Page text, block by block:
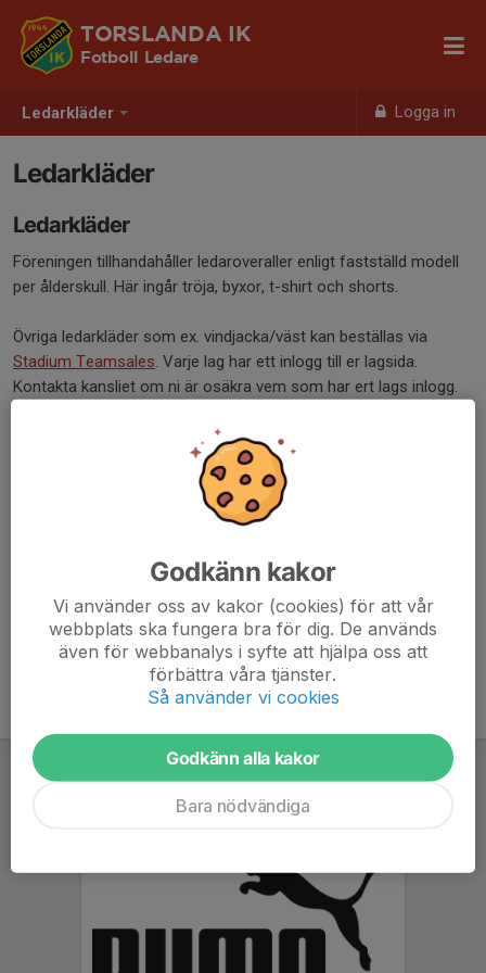
Ledarkläder Logga in
TORSLANDA IK
Fotboll Ledare
Ledarkläder
Ledarkläder
Föreningen tillhandahåller ledaroveraller enligt fastställd modell
per ålderskull. Här ingår tröja, byxor, t-shirt och shorts.
Övriga ledarkläder som ex. vindjacka/väst kan beställas via
Stadium Teamsales. Varje lag har ett inlogg till er lagsida.
Kontakta kansliet om ni är osäkra vem som har ert lags inlogg.
Torslanda IK har ett subventionerat erbjudande på vinterjackor
Beställ vinterjackan via ert laginlogg i Teamsales
Skicka kvittot tillekonomi@torslandaik.com
Erbjudandet gäller för ledare enligt föreningens riktlinjer.
Godkänn kakor
Vi använder oss av kakor (cookies) för att vår
webbplats ska fungera bra för dig. De används
även för webbanalys i syfte att hjälpa oss att
förbättra våra tjänster.
Så använder vi cookies
Godkänn alla kakor
Bara nödvändiga